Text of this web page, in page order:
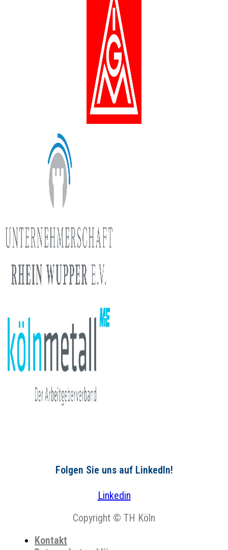
Folgen Sie uns auf LinkedIn!
Linkedin
Copyright © TH Köln
Kontakt